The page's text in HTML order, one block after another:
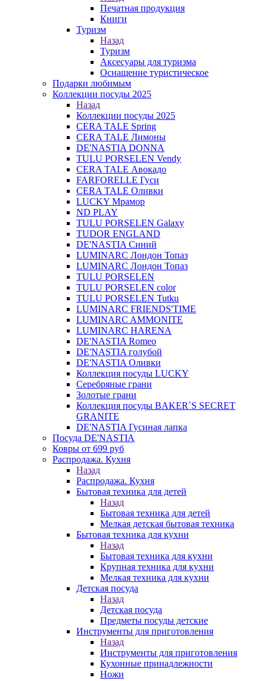
Печатная продукция
Книги
Туризм
Назад
Туризм
Аксесуары для туризма
Оснащение туристическое
Подарки любимым
Коллекции посуды 2025
Назад
Коллекции посуды 2025
CERA TALE Spring
CERA TALE Лимоны
DE'NASTIA DONNA
TULU PORSELEN Vendy
CERA TALE Авокадо
FARFORELLE Гуси
CERA TALE Оливки
LUCKY Мрамор
ND PLAY
TULU PORSELEN Galaxy
TUDOR ENGLAND
DE'NASTIA Синий
LUMINARC Лондон Топаз
LUMINARC Лондон Топаз
TULU PORSELEN
TULU PORSELEN color
TULU PORSELEN Tutku
LUMINARC FRIENDS'TIME
LUMINARC AMMONITE
LUMINARC HARENA
DE'NASTIA Romeo
DE'NASTIA голубой
DE'NASTIA Оливки
Коллекция посуды LUCKY
Серебряные грани
Золотые грани
Коллекция посуды BAKER`S SECRET
GRANITE
DE'NASTIA Гусиная лапка
Посуда DE'NASTIA
Ковры от 699 руб
Распродажа. Кухня
Назад
Распродажа. Кухня
Бытовая техника для детей
Назад
Бытовая техника для детей
Мелкая детская бытовая техника
Бытовая техника для кухни
Назад
Бытовая техника для кухни
Крупная техника для кухни
Мелкая техника для кухни
Детская посуда
Назад
Детская посуда
Предметы посуды детские
Инструменты для приготовления
Назад
Инструменты для приготовления
Кухонные принадлежности
Ножи